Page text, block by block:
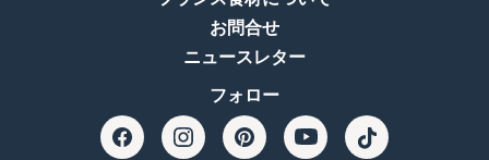
お問合せ
ニュースレター
フォロー